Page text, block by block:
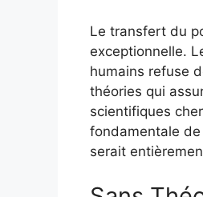
Le transfert du
exceptionnelle.
humains refuse
théories qui
scientifiques
fondamentale de
serait